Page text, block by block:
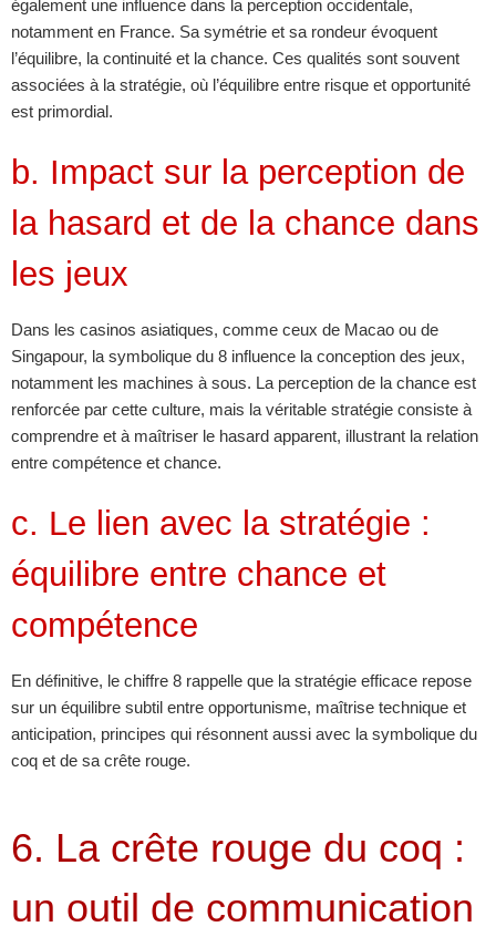
également une influence dans la perception occidentale,
notamment en France. Sa symétrie et sa rondeur évoquent
l’équilibre, la continuité et la chance. Ces qualités sont souvent
associées à la stratégie, où l’équilibre entre risque et opportunité
est primordial.
b. Impact sur la perception de
la hasard et de la chance dans
les jeux
Dans les casinos asiatiques, comme ceux de Macao ou de
Singapour, la symbolique du 8 influence la conception des jeux,
notamment les machines à sous. La perception de la chance est
renforcée par cette culture, mais la véritable stratégie consiste à
comprendre et à maîtriser le hasard apparent, illustrant la relation
entre compétence et chance.
c. Le lien avec la stratégie :
équilibre entre chance et
compétence
En définitive, le chiffre 8 rappelle que la stratégie efficace repose
sur un équilibre subtil entre opportunisme, maîtrise technique et
anticipation, principes qui résonnent aussi avec la symbolique du
coq et de sa crête rouge.
6. La crête rouge du coq :
un outil de communication